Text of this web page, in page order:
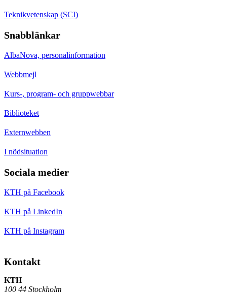
Teknikvetenskap (SCI)
Snabblänkar
AlbaNova, personalinformation
Webbmejl
Kurs-, program- och gruppwebbar
Biblioteket
Externwebben
I nödsituation
Sociala medier
KTH på Facebook
KTH på LinkedIn
KTH på Instagram
Kontakt
KTH
100 44 Stockholm